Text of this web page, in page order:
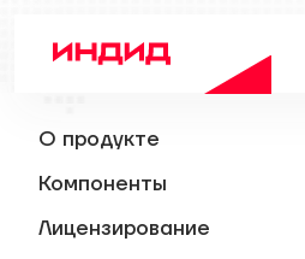
О продукте
Компоненты
Лицензирование